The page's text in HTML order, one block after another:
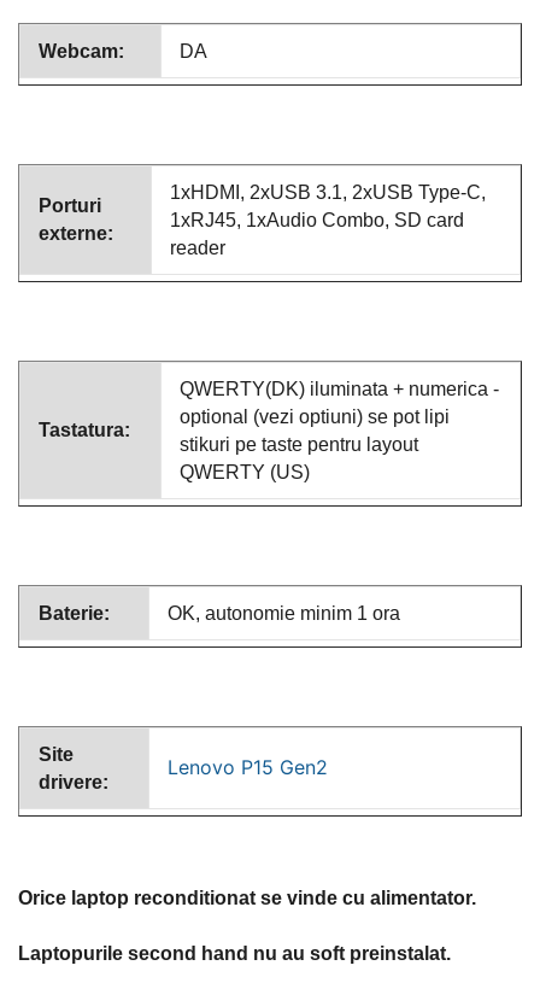
Webcam: DA
Porturi
externe:
1xHDMI, 2xUSB 3.1, 2xUSB Type-C,
1xRJ45, 1xAudio Combo, SD card
reader
Tastatura:
QWERTY(DK) iluminata + numerica -
optional (vezi optiuni) se pot lipi
stikuri pe taste pentru layout
QWERTY (US)
Baterie: OK, autonomie minim 1 ora
Site
drivere:
Lenovo P15 Gen2
Orice laptop reconditionat se vinde cu alimentator.
Laptopurile second hand nu au soft preinstalat.